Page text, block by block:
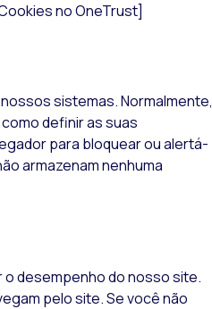
no OneTrust]
sistemas. Normalmente,
definir as suas
para bloquear ou alertá-
armazenam nenhuma
desempenho do nossosite.
pelosite. Se você não